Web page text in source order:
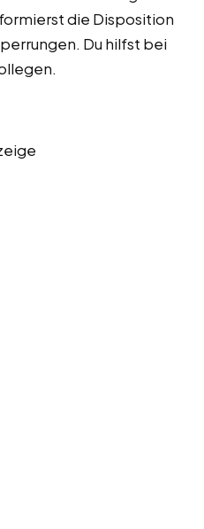
die Disposition
Du hilfst bei